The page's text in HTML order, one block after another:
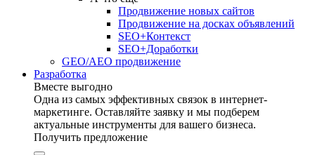
Продвижение новых сайтов
Продвижение на досках объявлений
SEO+Контекст
SEO+Доработки
GEO/AEO продвижение
Разработка
Вместе выгодно
Одна из самых эффективных связок в интернет-
маркетинге. Оставляйте заявку и мы подберем
актуальные инструменты для вашего бизнеса.
Получить предложение